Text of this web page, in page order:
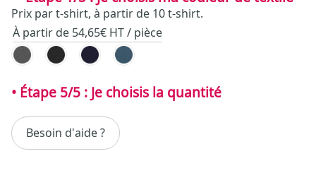
Prix par t-shirt, à partir de 10 t-shirt.
À partir de 54,65€ HT / pièce
Besoin d'aide ?